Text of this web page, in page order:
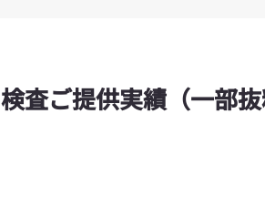
検査ご提供実績（一部抜